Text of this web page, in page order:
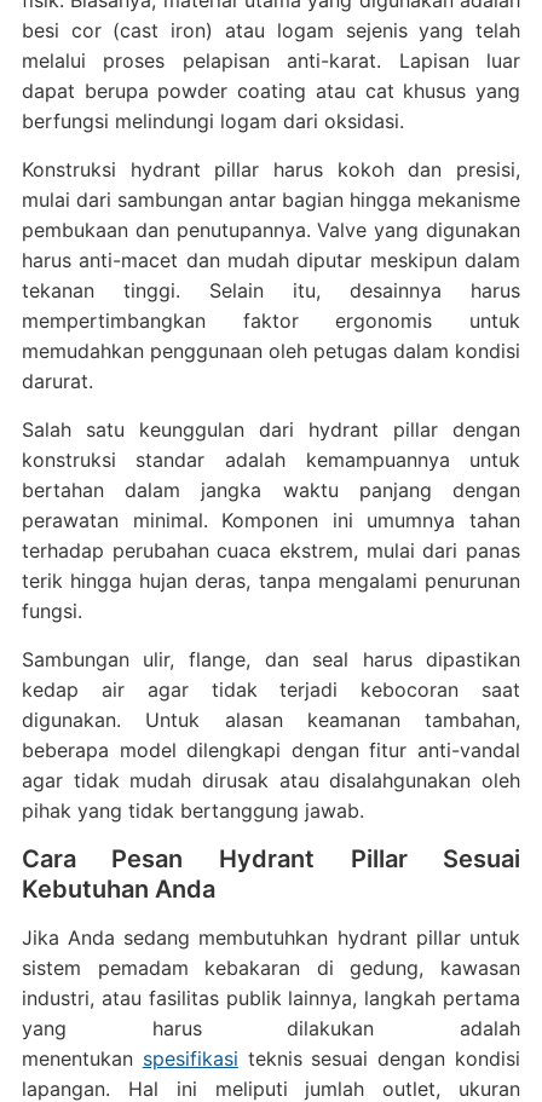
besi cor (cast iron) atau logam sejenis yang telah
melalui proses pelapisan anti-karat. Lapisan luar
dapat berupa powder coating atau cat khusus yang
berfungsi melindungi logam dari oksidasi.
Konstruksi hydrant pillar harus kokoh dan presisi,
mulai dari sambungan antar bagian hingga mekanisme
pembukaan dan penutupannya. Valve yang digunakan
harus anti-macet dan mudah diputar meskipun dalam
tekanan tinggi. Selain itu, desainnya harus
mempertimbangkan faktor ergonomis untuk
memudahkan penggunaan oleh petugas dalam kondisi
darurat.
Salah satu keunggulan dari hydrant pillar dengan
konstruksi standar adalah kemampuannya untuk
bertahan dalam jangka waktu panjang dengan
perawatan minimal. Komponen ini umumnya tahan
terhadap perubahan cuaca ekstrem, mulai dari panas
terik hingga hujan deras, tanpa mengalami penurunan
fungsi.
Sambungan ulir, flange, dan seal harus dipastikan
kedap air agar tidak terjadi kebocoran saat
digunakan. Untuk alasan keamanan tambahan,
beberapa model dilengkapi dengan fitur anti-vandal
agar tidak mudah dirusak atau disalahgunakan oleh
pihak yang tidak bertanggung jawab.
Cara Pesan Hydrant Pillar Sesuai
Kebutuhan Anda
Jika Anda sedang membutuhkan hydrant pillar untuk
sistem pemadam kebakaran di gedung, kawasan
industri, atau fasilitas publik lainnya, langkah pertama
yang harus dilakukan adalah
menentukan spesifikasi teknis sesuai dengan kondisi
lapangan. Hal ini meliputi jumlah outlet, ukuran